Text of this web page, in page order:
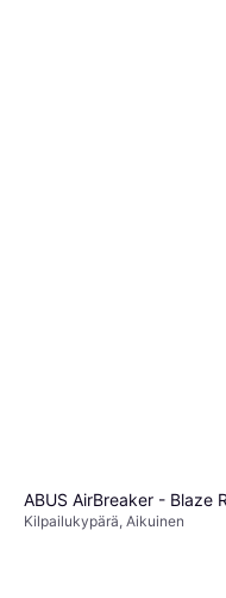
ABUS AirBreaker - Blaze
Kilpailukypärä, Aikuinen